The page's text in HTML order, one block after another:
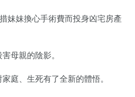
妹妹換心手術費而投身凶宅房產
母親的陰影。
庭、生死有了全新的體悟。